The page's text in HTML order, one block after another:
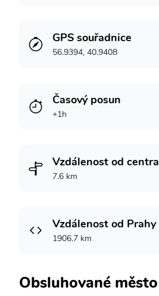
GPS souřadnice
56.9394, 40.9408
Časový posun
+1h
Vzdálenost od centra
7.6 km
Vzdálenost od Prahy
1906.7 km
Obsluhované město